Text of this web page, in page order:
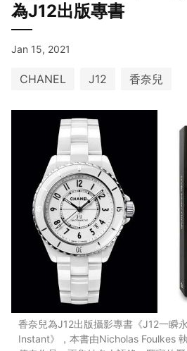
為J12出版專書
Jan 15, 2021
CHANEL J12 香奈兒
香奈兒為J12出版攝影專書《J12一瞬
Instant》，本書由Nicholas Foulkes